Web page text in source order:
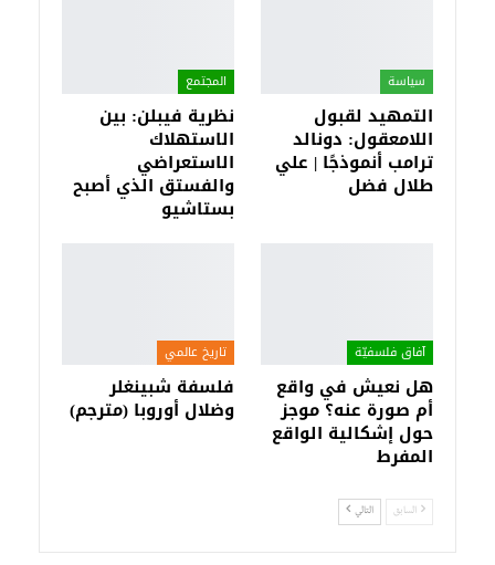
سياسة
التمهيد لقبول
اللامعقول: دونالد
ترامب أنموذجًا | علي
طلال فضل
المجتمع
نظرية فيبلن: بين
الاستهلاك
الاستعراضي
والفستق الذي أصبح
بستاشيو
آفاق فلسفيّة‎
هل نعيش في واقع
أم صورة عنه؟ موجز
حول إشكالية الواقع
المفرط
تاريخ عالمي
فلسفة شبينغلر
وضلال أوروبا (مترجم)
السابق التالي